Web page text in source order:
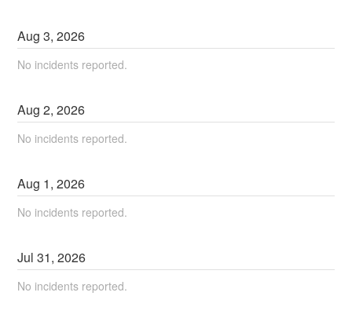
Aug3,2026
No incidents reported.
Aug2,2026
No incidents reported.
Aug 1,2026
No incidents reported.
Jul31,2026
No incidents reported.